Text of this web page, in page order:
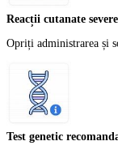
Reacții cutanate severe
Opriți administrarea și
Test genetic